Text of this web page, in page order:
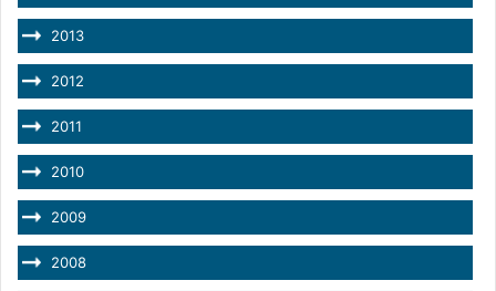
2013
2012
2011
2010
2009
2008